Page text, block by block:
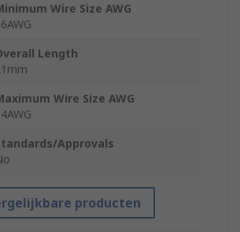
Wire Size AWG
Length
Wire Size AWG
Approvals
producten